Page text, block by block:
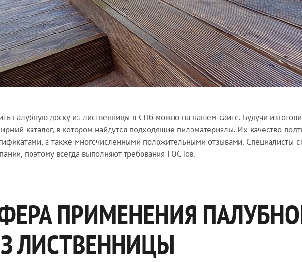
палубную доску из лиственницы в СПб можно на нашем сайте. Будучи
каталог, в котором найдутся подходящие пиломатериалы. Их качество
а также многочисленными положительными отзывами. Специалисты
поэтому всегда выполняют требования ГОСТов.
ПРИМЕНЕНИЯ
ЛИСТВЕННИЦЫ